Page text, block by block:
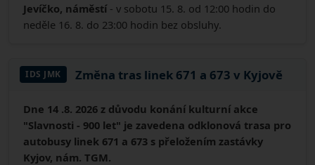
Jevíčko, náměstí - v sobotu 15. 8. od 12:00 hodin do
neděle 16. 8. do 23:00 hodin bez obsluhy.
IDS JMK Změna tras linek 671 a 673 v Kyjově
Dne 14 .8. 2026 z důvodu konání kulturní akce
"Slavnosti - 900 let" je zavedena odklonová trasa pro
autobusy linek 671 a 673 s přeložením zastávky
Kyjov, nám. TGM.